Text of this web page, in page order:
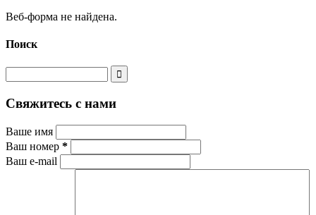
Веб-форма не найдена.
Поиск
Свяжитесь с нами
Ваше имя
Ваш номер *
Ваш e-mail